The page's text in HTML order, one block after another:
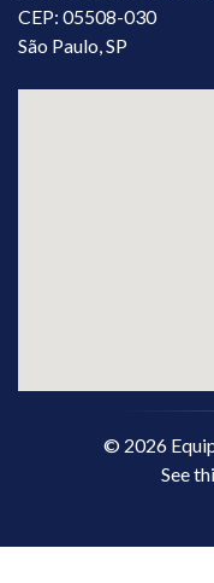
CEP: 05508-030
São Paulo, SP
© 2026
See